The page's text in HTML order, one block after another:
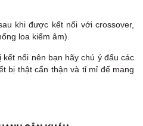
khi được kết nối với crossover,
loa kiểm âm).
kết nối nên bạn hãy chú ý đấu các
bị thật cẩn thận và tỉ mỉ để mang